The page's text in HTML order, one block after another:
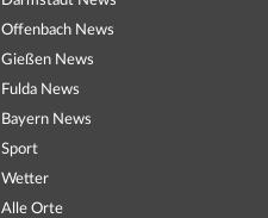
Offenbach News
Gießen News
Fulda News
Bayern News
Sport
Wetter
Alle Orte